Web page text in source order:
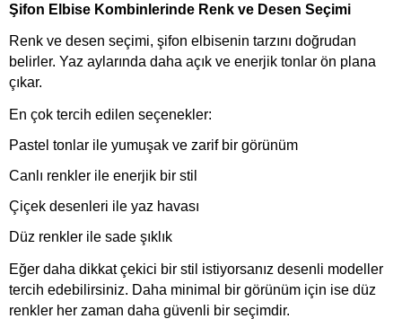
Şifon Elbise Kombinlerinde Renk ve Desen Seçimi
Renk ve desen seçimi, şifon elbisenin tarzını doğrudan
belirler. Yaz aylarında daha açık ve enerjik tonlar ön plana
çıkar.
En çok tercih edilen seçenekler:
Pastel tonlar ile yumuşak ve zarif bir görünüm
Canlı renkler ile enerjik bir stil
Çiçek desenleri ile yaz havası
Düz renkler ile sade şıklık
Eğer daha dikkat çekici bir stil istiyorsanız desenli modeller
tercih edebilirsiniz. Daha minimal bir görünüm için ise düz
renkler her zaman daha güvenli bir seçimdir.